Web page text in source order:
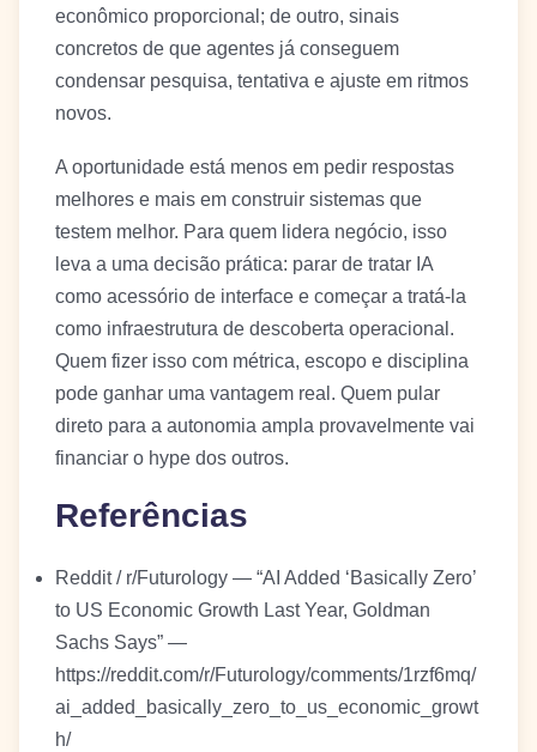
econômico proporcional; de outro, sinais
concretos de que agentes já conseguem
condensar pesquisa, tentativa e ajuste em ritmos
novos.
A oportunidade está menos em pedir respostas
melhores e mais em construir sistemas que
testem melhor. Para quem lidera negócio, isso
leva a uma decisão prática: parar de tratar IA
como acessório de interface e começar a tratá-la
como infraestrutura de descoberta operacional.
Quem fizer isso com métrica, escopo e disciplina
pode ganhar uma vantagem real. Quem pular
direto para a autonomia ampla provavelmente vai
financiar o hype dos outros.
Referências
Reddit / r/Futurology — “AI Added ‘Basically Zero’
to US Economic Growth Last Year, Goldman
Sachs Says” —
https://reddit.com/r/Futurology/comments/1rzf6mq/
ai_added_basically_zero_to_us_economic_growt
h/